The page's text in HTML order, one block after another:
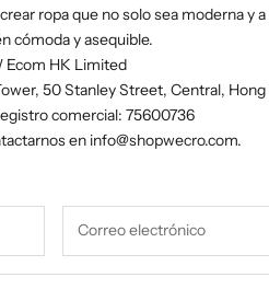
ropa que no solo sea moderna y a
cómoda y asequible.
Ecom HK Limited
50 Stanley Street, Central,
comercial: 75600736
en info@shopwecro.com.